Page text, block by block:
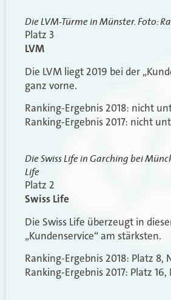
Die LVM-Türme in Münster. Foto:
Platz 3
LVM
Die LVM liegt 2019 bei der
ganz vorne.
Ranking-Ergebnis 2018: nicht
Ranking-Ergebnis 2017: nicht
Die Swiss Life in Garching bei
Life
Platz 2
Swiss Life
Die Swiss Life überzeugt in
„Kundenservice“ am stärksten.
Ranking-Ergebnis 2018: Platz 8,
Ranking-Ergebnis 2017: Platz